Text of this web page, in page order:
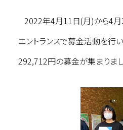
2022年4月11日(月)から4月
エントランスで募金活動を行
292,712円の募金が集まりま